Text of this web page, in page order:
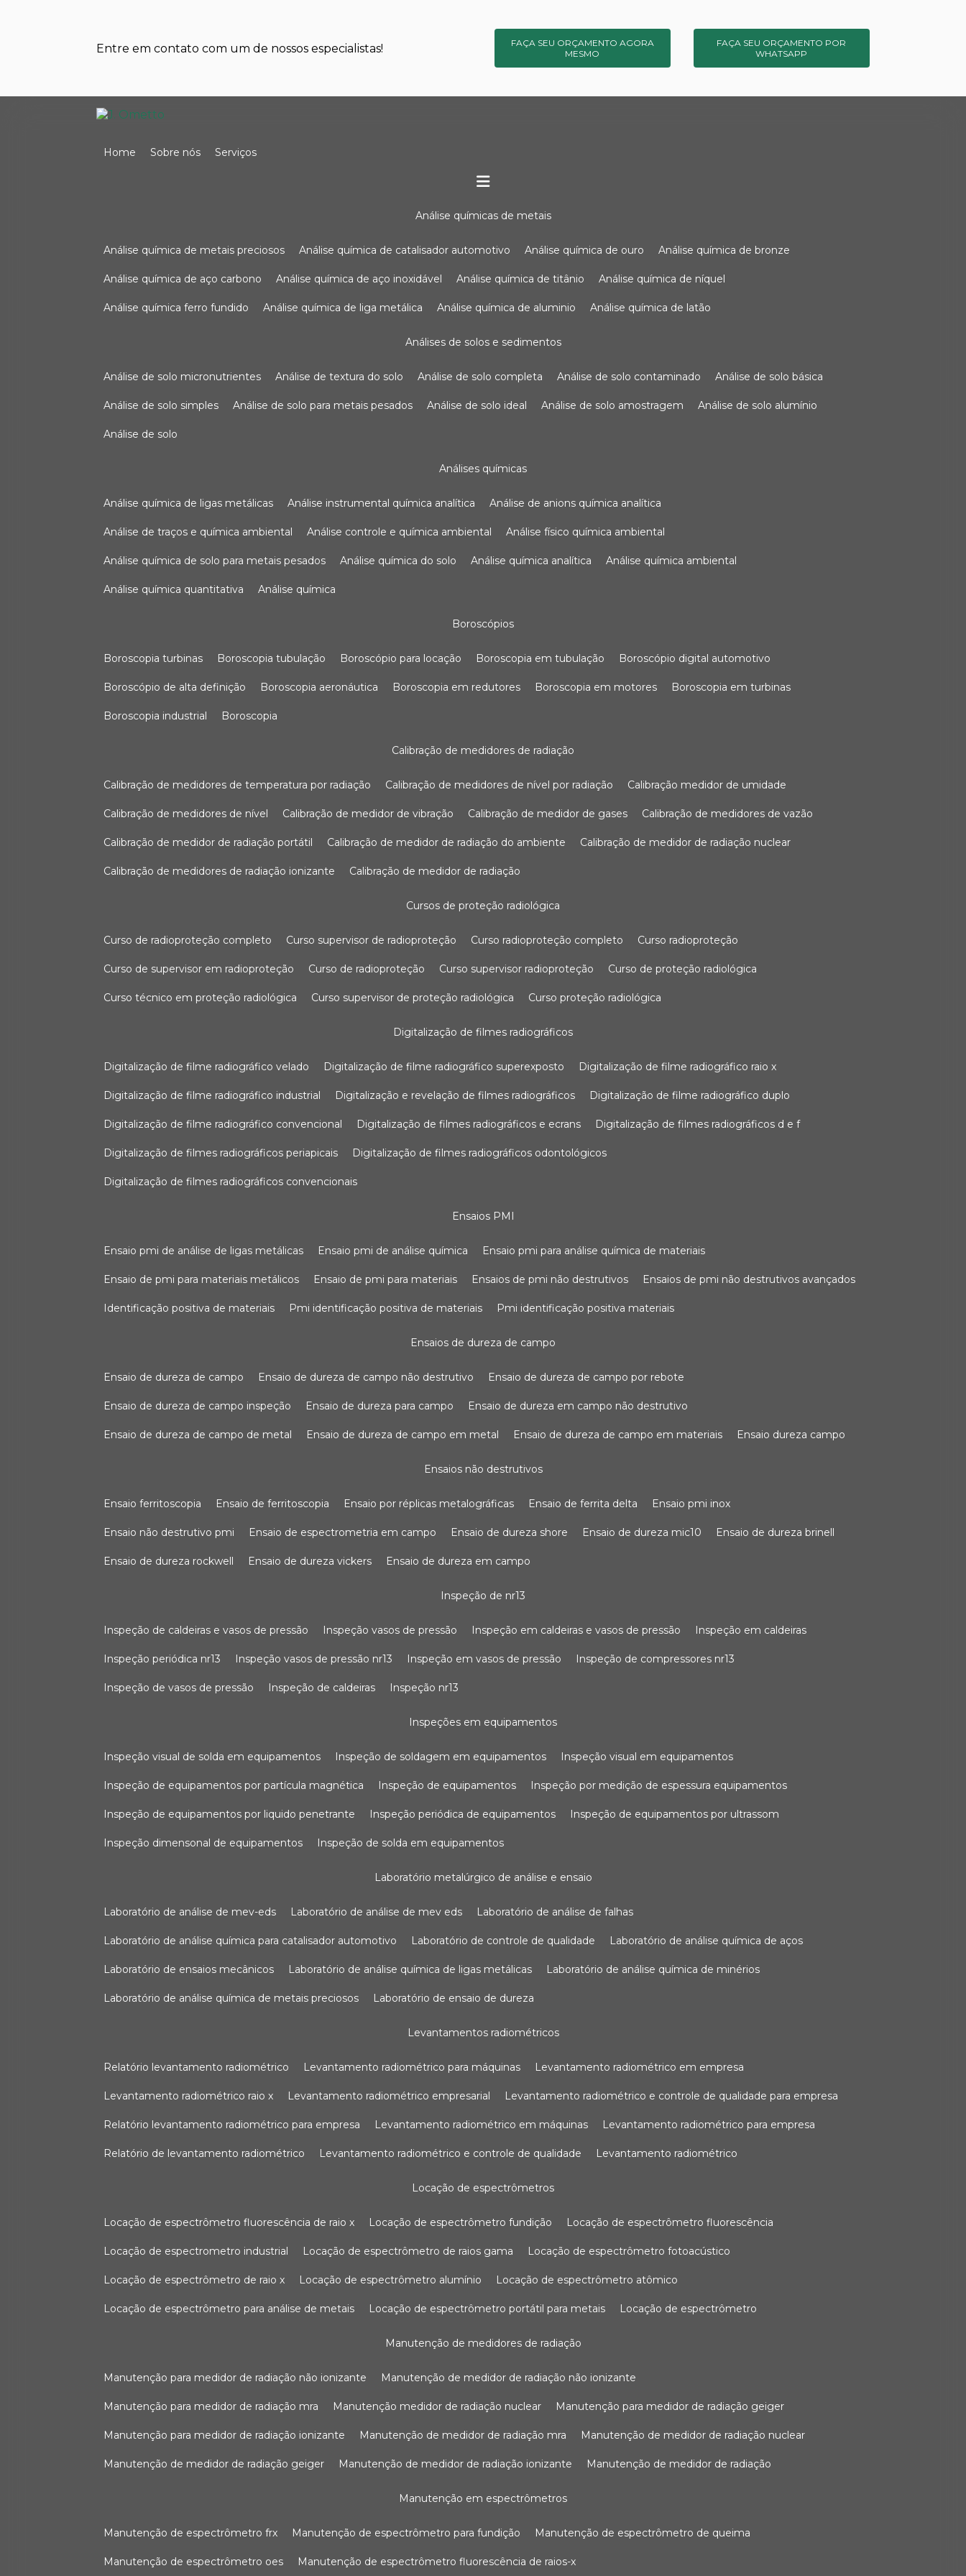
Entre em contato com um de nossos especialistas!
FAÇA SEU ORÇAMENTO AGORA
MESMO
FAÇA SEU ORÇAMENTO POR
WHATSAPP
Home Sobre nós Serviços
análise químicas de metais
análise química de metais preciosos análise química de catalisador automotivo análise química de ouro análise química de bronze
análise química de aço carbono análise química de aço inoxidável análise química de titânio análise química de níquel
análise química ferro fundido análise química de liga metálica análise química de aluminio análise química de latão
análises de solos e sedimentos
análise de solo micronutrientes análise de textura do solo análise de solo completa análise de solo contaminado análise de solo básica
análise de solo simples análise de solo para metais pesados análise de solo ideal análise de solo amostragem análise de solo alumínio
análise de solo
análises químicas
análise química de ligas metálicas análise instrumental química analítica análise de anions química analítica
análise de traços e química ambiental análise controle e química ambiental análise físico química ambiental
análise química de solo para metais pesados análise química do solo análise química analítica análise química ambiental
análise química quantitativa análise química
boroscópios
boroscopia turbinas boroscopia tubulação boroscópio para locação boroscopia em tubulação boroscópio digital automotivo
boroscópio de alta definição boroscopia aeronáutica boroscopia em redutores boroscopia em motores boroscopia em turbinas
boroscopia industrial boroscopia
calibração de medidores de radiação
calibração de medidores de temperatura por radiação calibração de medidores de nível por radiação calibração medidor de umidade
calibração de medidores de nível calibração de medidor de vibração calibração de medidor de gases calibração de medidores de vazão
calibração de medidor de radiação portátil calibração de medidor de radiação do ambiente calibração de medidor de radiação nuclear
calibração de medidores de radiação ionizante calibração de medidor de radiação
cursos de proteção radiológica
curso de radioproteção completo curso supervisor de radioproteção curso radioproteção completo curso radioproteção
curso de supervisor em radioproteção curso de radioproteção curso supervisor radioproteção curso de proteção radiológica
curso técnico em proteção radiológica curso supervisor de proteção radiológica curso proteção radiológica
digitalização de filmes radiográficos
digitalização de filme radiográfico velado digitalização de filme radiográfico superexposto digitalização de filme radiográfico raio x
digitalização de filme radiográfico industrial digitalização e revelação de filmes radiográficos digitalização de filme radiográfico duplo
digitalização de filme radiográfico convencional digitalização de filmes radiográficos e ecrans digitalização de filmes radiográficos d e f
digitalização de filmes radiográficos periapicais digitalização de filmes radiográficos odontológicos
digitalização de filmes radiográficos convencionais
ensaios PMI
ensaio pmi de análise de ligas metálicas ensaio pmi de análise química ensaio pmi para análise química de materiais
ensaio de pmi para materiais metálicos ensaio de pmi para materiais ensaios de pmi não destrutivos ensaios de pmi não destrutivos avançados
identificação positiva de materiais pmi identificação positiva de materiais pmi identificação positiva materiais
ensaios de dureza de campo
ensaio de dureza de campo ensaio de dureza de campo não destrutivo ensaio de dureza de campo por rebote
ensaio de dureza de campo inspeção ensaio de dureza para campo ensaio de dureza em campo não destrutivo
ensaio de dureza de campo de metal ensaio de dureza de campo em metal ensaio de dureza de campo em materiais ensaio dureza campo
ensaios não destrutivos
ensaio ferritoscopia ensaio de ferritoscopia ensaio por réplicas metalográficas ensaio de ferrita delta ensaio pmi inox
ensaio não destrutivo pmi ensaio de espectrometria em campo ensaio de dureza shore ensaio de dureza mic10 ensaio de dureza brinell
ensaio de dureza rockwell ensaio de dureza vickers ensaio de dureza em campo
inspeção de nr13
inspeção de caldeiras e vasos de pressão inspeção vasos de pressão inspeção em caldeiras e vasos de pressão inspeção em caldeiras
inspeção periódica nr13 inspeção vasos de pressão nr13 inspeção em vasos de pressão inspeção de compressores nr13
inspeção de vasos de pressão inspeção de caldeiras inspeção nr13
inspeções em equipamentos
inspeção visual de solda em equipamentos inspeção de soldagem em equipamentos inspeção visual em equipamentos
inspeção de equipamentos por partícula magnética inspeção de equipamentos inspeção por medição de espessura equipamentos
inspeção de equipamentos por liquido penetrante inspeção periódica de equipamentos inspeção de equipamentos por ultrassom
inspeção dimensonal de equipamentos inspeção de solda em equipamentos
laboratório metalúrgico de análise e ensaio
laboratório de análise de mev-eds laboratório de análise de mev eds laboratório de análise de falhas
laboratório de análise química para catalisador automotivo laboratório de controle de qualidade laboratório de análise química de aços
laboratório de ensaios mecânicos laboratório de análise química de ligas metálicas laboratório de análise química de minérios
laboratório de análise química de metais preciosos laboratório de ensaio de dureza
levantamentos radiométricos
relatório levantamento radiométrico levantamento radiométrico para máquinas levantamento radiométrico em empresa
levantamento radiométrico raio x levantamento radiométrico empresarial levantamento radiométrico e controle de qualidade para empresa
relatório levantamento radiométrico para empresa levantamento radiométrico em máquinas levantamento radiométrico para empresa
relatório de levantamento radiométrico levantamento radiométrico e controle de qualidade levantamento radiométrico
locação de espectrômetros
locação de espectrômetro fluorescência de raio x locação de espectrômetro fundição locação de espectrômetro fluorescência
locação de espectrometro industrial locação de espectrômetro de raios gama locação de espectrômetro fotoacústico
locação de espectrômetro de raio x locação de espectrômetro alumínio locação de espectrômetro atômico
locação de espectrômetro para análise de metais locação de espectrômetro portátil para metais locação de espectrômetro
manutenção de medidores de radiação
manutenção para medidor de radiação não ionizante manutenção de medidor de radiação não ionizante
manutenção para medidor de radiação mra manutenção medidor de radiação nuclear manutenção para medidor de radiação geiger
manutenção para medidor de radiação ionizante manutenção de medidor de radiação mra manutenção de medidor de radiação nuclear
manutenção de medidor de radiação geiger manutenção de medidor de radiação ionizante manutenção de medidor de radiação
manutenção em espectrômetros
manutenção de espectrômetro frx manutenção de espectrômetro para fundição manutenção de espectrômetro de queima
manutenção de espectrômetro oes manutenção de espectrômetro fluorescência de raios-x